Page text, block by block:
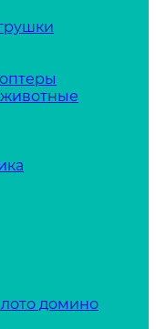
домино